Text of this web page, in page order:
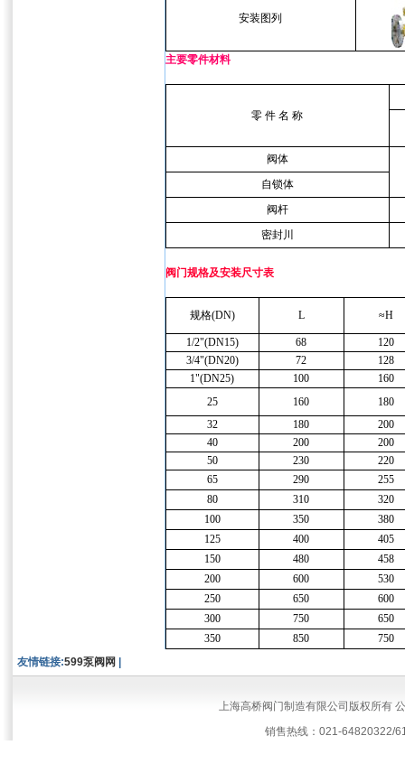
安装图列
主要零件材料
零 件 名 称
阀体
自锁体
阀杆
密封川
阀门规格及安装尺寸表
规格(DN) L ≈H
1/2"(DN15) 68
120
3/4"(DN20)
72
128
1"(DN25)
100
160
25
160
180
32
180
200
40
200
200
50
230
220
65
290
255
80
310
320
100
350
380
125
400
405
150
480
458
200
600
530
250
650
600
300
750
650
350
850
750
友情链接:599泵阀网
上海高桥阀门制造有限公司版权所有
销售热线：021-64820322/